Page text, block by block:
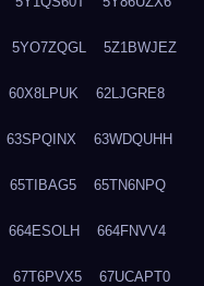
5YO7ZQGL 5Z1BWJEZ
60X8LPUK 62LJGRE8
63SPQINX 63WDQUHH
65TIBAG5 65TN6NPQ
664ESOLH 664FNVV4
67T6PVX5 67UCAPT0